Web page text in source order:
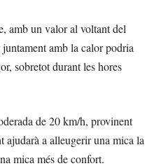
amb un valor al voltant del
amb la calor podria
sobretot durant les hores
de 20 km/h, provinent
ajudarà a alleugerir una mica la
mica més de confort.